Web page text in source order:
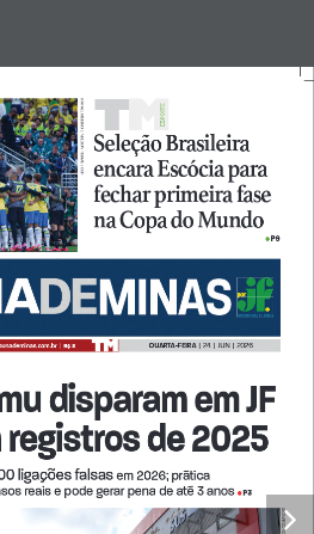
• Built withGeneratePress
disparam em JF
registros de 2025
LEONARDO COSTA
RAFAEL RIBEIRO E NELSON TERME / CBF
falsas em 2026; prática compromete o
• P3
• P9
Seleção Brasileira
encara Escócia para
fechar primeira fase
na Copa do Mundo
ES
PORTE
  |
R$ 3 QUARTA-FEIRA |  24  |  JUN  |  2026